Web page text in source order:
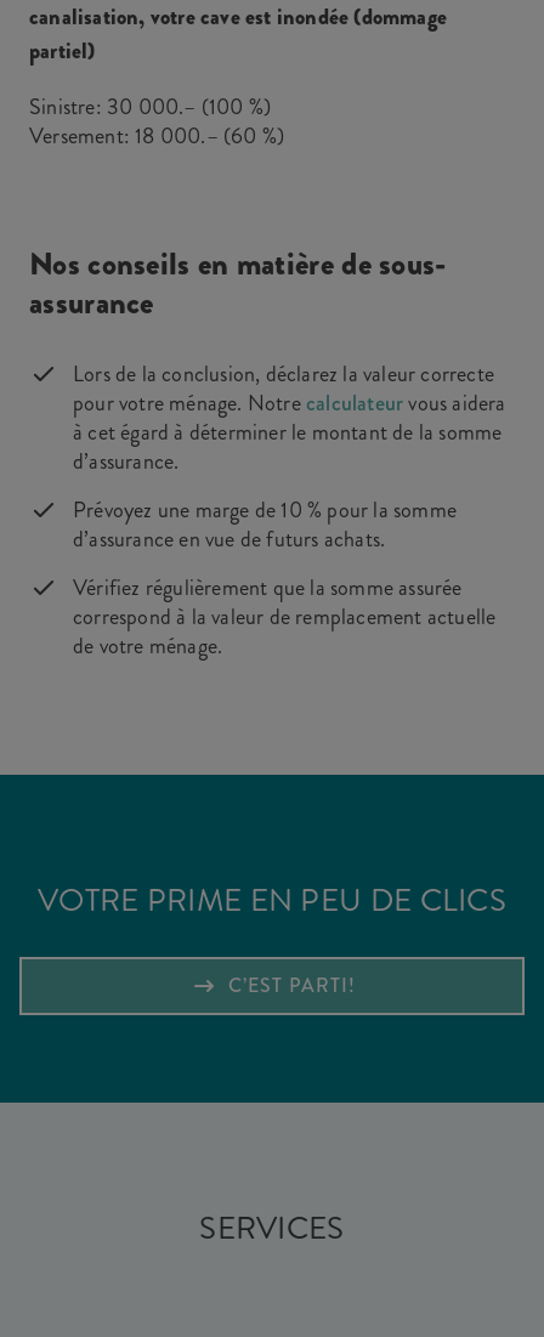
canalisation, votre cave est inondée (dommage
partiel)
Sinistre: 30 000.– (100 %)
Versement: 18 000.– (60 %)
Nos conseils en matière de sous-
assurance
Lors de la conclusion, déclarez la valeur correcte
pour votre ménage. Notrecalculateurvous aidera
à cet égard à déterminer le montant de la somme
d’assurance.
Prévoyez une marge de 10 % pour la somme
d’assurance en vue de futurs achats.
Vérifiez régulièrement que la somme assurée
correspond à la valeur de remplacement actuelle
de votre ménage.
VOTRE PRIME EN PEU DE CLICS
C’EST PARTI!
SERVICES